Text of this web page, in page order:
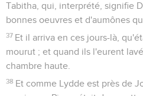
Tabitha, qui, interprété, signifie
bonnes oeuvres et d'aumônes
37 Et il arriva en ces jours-là,
mourut ; et quand ils l'eurent
chambre haute.
38 Et comme Lydde est près de